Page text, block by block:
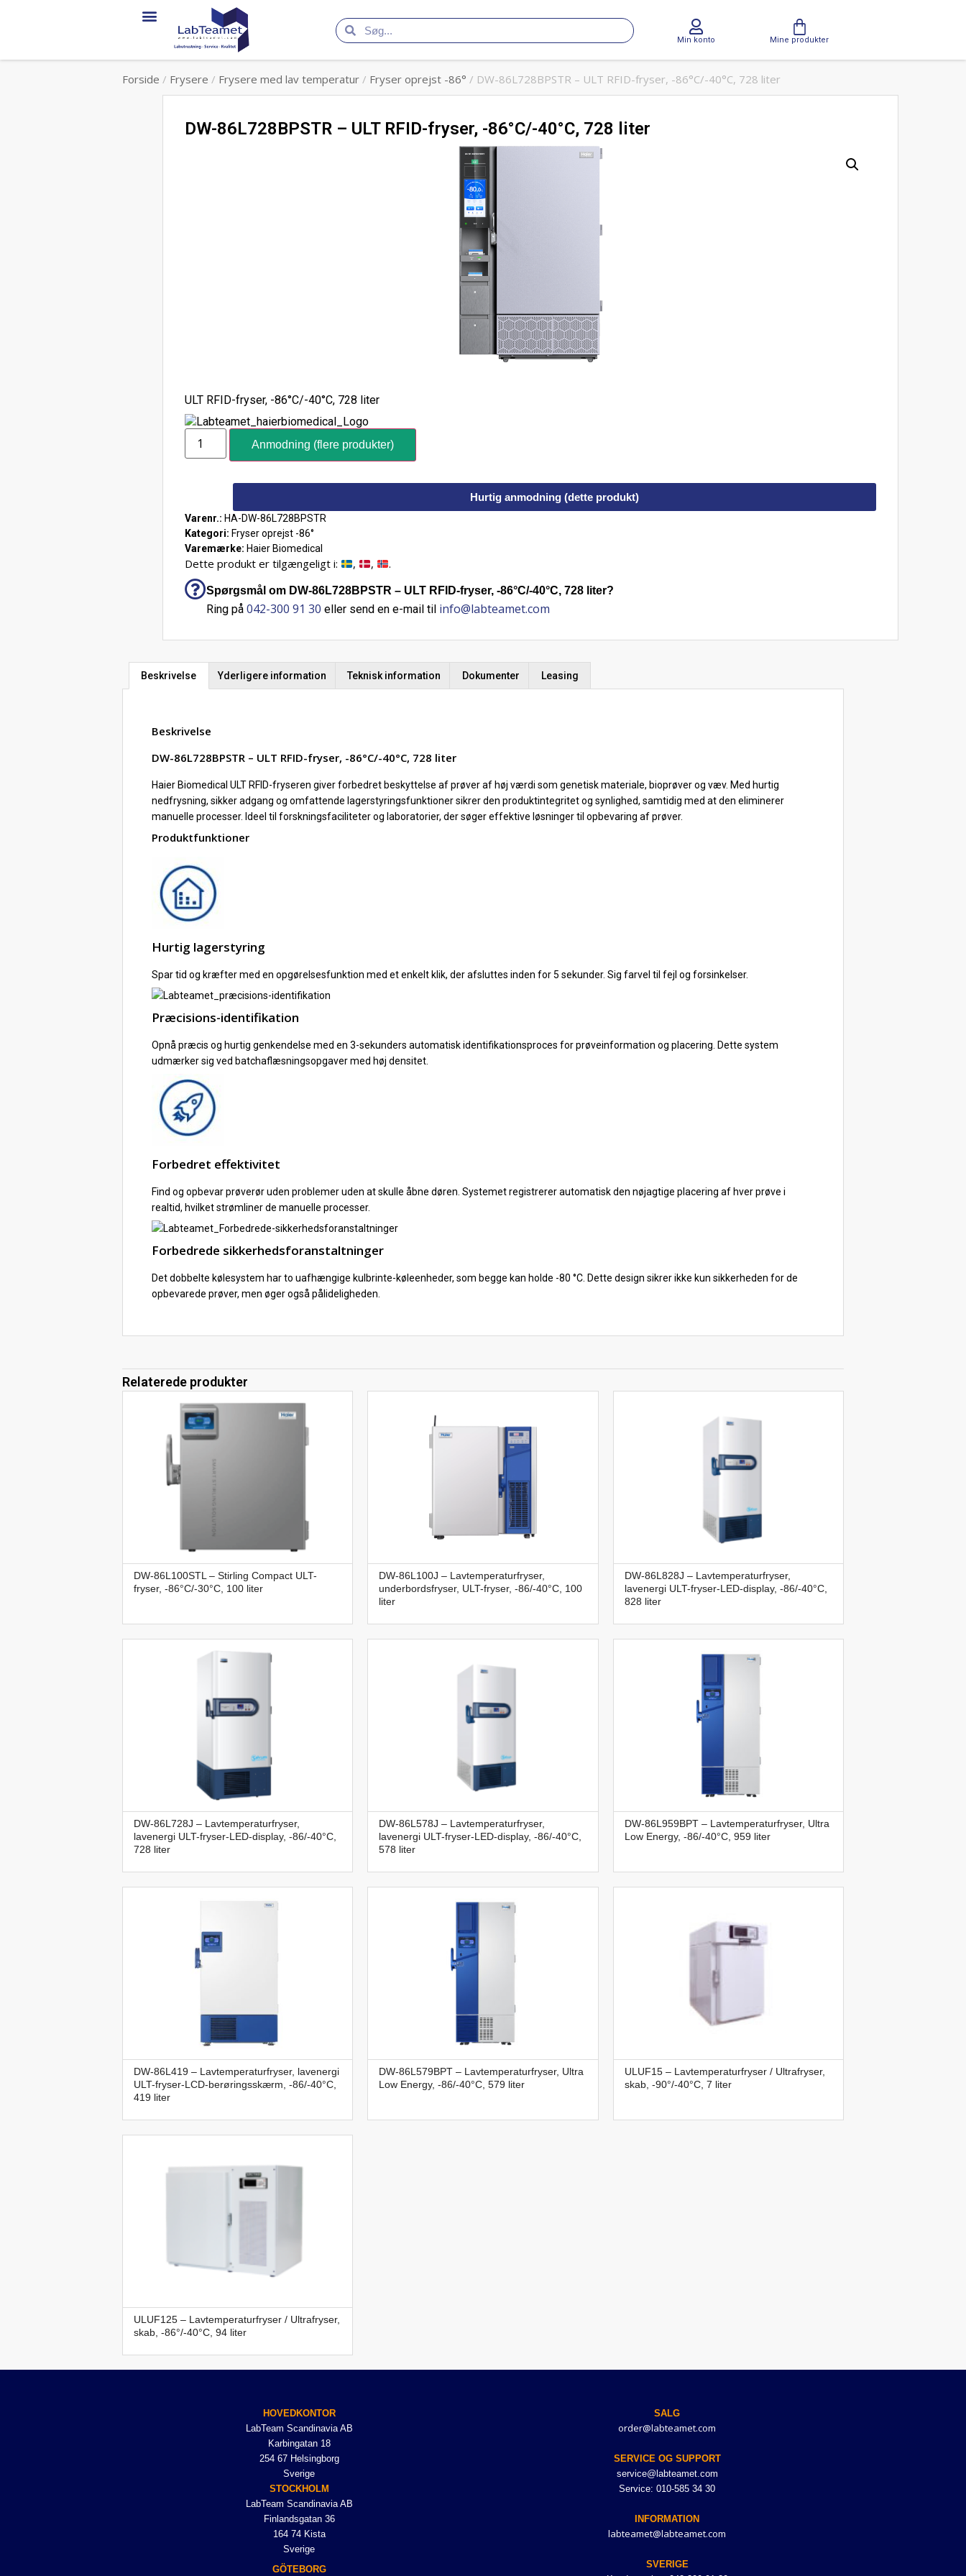
Min konto Mine produkter
Forside / Frysere / Frysere med lav temperatur / Fryser oprejst -86° / DW-86L728BPSTR – ULT RFID-fryser, -86°C/-40°C, 728 liter
DW-86L728BPSTR – ULT RFID-fryser, -86°C/-40°C, 728 liter
ULT RFID-fryser, -86°C/-40°C, 728 liter
Anmodning (flere produkter)
Hurtig anmodning (dette produkt)
Varenr.: HA-DW-86L728BPSTR
Kategori: Fryser oprejst -86°
Varemærke: Haier Biomedical
Dette produkt er tilgængeligt i: , , .
Spørgsmål om DW-86L728BPSTR – ULT RFID-fryser, -86°C/-40°C, 728 liter?
Ring på 042-300 91 30 eller send en e-mail til info@labteamet.com
Beskrivelse Yderligere information Teknisk information Dokumenter Leasing
Beskrivelse
DW-86L728BPSTR – ULT RFID-fryser, -86°C/-40°C, 728 liter
Haier Biomedical ULT RFID-fryseren giver forbedret beskyttelse af prøver af høj værdi som genetisk materiale, bioprøver og væv. Med hurtig
nedfrysning, sikker adgang og omfattende lagerstyringsfunktioner sikrer den produktintegritet og synlighed, samtidig med at den eliminerer
manuelle processer. Ideel til forskningsfaciliteter og laboratorier, der søger effektive løsninger til opbevaring af prøver.
Produktfunktioner
Hurtig lagerstyring
Spar tid og kræfter med en opgørelsesfunktion med et enkelt klik, der afsluttes inden for 5 sekunder. Sig farvel til fejl og forsinkelser.
Præcisions-identifikation
Opnå præcis og hurtig genkendelse med en 3-sekunders automatisk identifikationsproces for prøveinformation og placering. Dette system
udmærker sig ved batchaflæsningsopgaver med høj densitet.
Forbedret effektivitet
Find og opbevar prøverør uden problemer uden at skulle åbne døren. Systemet registrerer automatisk den nøjagtige placering af hver prøve i
realtid, hvilket strømliner de manuelle processer.
Forbedrede sikkerhedsforanstaltninger
Det dobbelte kølesystem har to uafhængige kulbrinte-køleenheder, som begge kan holde -80 °C. Dette design sikrer ikke kun sikkerheden for de
opbevarede prøver, men øger også pålideligheden.
Relaterede produkter
DW-86L100STL – Stirling Compact ULT-
fryser, -86°C/-30°C, 100 liter
DW-86L100J – Lavtemperaturfryser,
underbordsfryser, ULT-fryser, -86/-40°C, 100
liter
DW-86L828J – Lavtemperaturfryser,
lavenergi ULT-fryser-LED-display, -86/-40°C,
828 liter
DW-86L728J – Lavtemperaturfryser,
lavenergi ULT-fryser-LED-display, -86/-40°C,
728 liter
DW-86L578J – Lavtemperaturfryser,
lavenergi ULT-fryser-LED-display, -86/-40°C,
578 liter
DW-86L959BPT – Lavtemperaturfryser, Ultra
Low Energy, -86/-40°C, 959 liter
DW-86L419 – Lavtemperaturfryser, lavenergi
ULT-fryser-LCD-berøringsskærm, -86/-40°C,
419 liter
DW-86L579BPT – Lavtemperaturfryser, Ultra
Low Energy, -86/-40°C, 579 liter
ULUF15 – Lavtemperaturfryser / Ultrafryser,
skab, -90°/-40°C, 7 liter
ULUF125 – Lavtemperaturfryser / Ultrafryser,
skab, -86°/-40°C, 94 liter
HOVEDKONTOR
LabTeam Scandinavia AB
Karbingatan 18
254 67 Helsingborg
Sverige
STOCKHOLM
LabTeam Scandinavia AB
Finlandsgatan 36
164 74 Kista
Sverige
GÖTEBORG
SALG
order@labteamet.com
SERVICE OG SUPPORT
service@labteamet.com
Service: 010-585 34 30
INFORMATION
labteamet@labteamet.com
SVERIGE